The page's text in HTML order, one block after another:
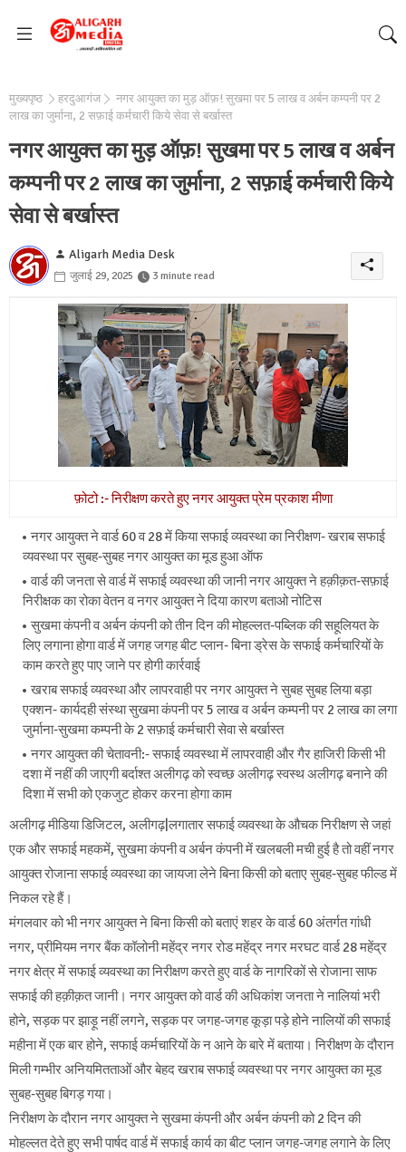
मुख्यपृष्ठ हरदुआगंज
नगर आयुक्त का मुड़ ऑफ़! सुखमा पर 5 लाख व अर्बन कम्पनी पर 2
लाख का जुर्माना, 2 सफ़ाई कर्मचारी किये सेवा से बर्खास्त
नगर आयुक्त का मुड़ ऑफ़! सुखमा पर 5 लाख व अर्बन
कम्पनी पर 2 लाख का जुर्माना, 2 सफ़ाई कर्मचारी किये
सेवा से बर्खास्त
Aligarh Media Desk
जुलाई 29, 2025 3 minute read
फ़ोटो :- निरीक्षण करते हुए नगर आयुक्त प्रेम प्रकाश मीणा
नगर आयुक्त ने वार्ड 60 व 28 में किया सफाई व्यवस्था का निरीक्षण- खराब सफाई
व्यवस्था पर सुबह-सुबह नगर आयुक्त का मूड हुआ ऑफ
वार्ड की जनता से वार्ड में सफाई व्यवस्था की जानी नगर आयुक्त ने हक़ीक़त-सफ़ाई
निरीक्षक का रोका वेतन व नगर आयुक्त ने दिया कारण बताओ नोटिस
सुखमा कंपनी व अर्बन कंपनी को तीन दिन की मोहल्लत-पब्लिक की सहूलियत के
लिए लगाना होगा वार्ड में जगह जगह बीट प्लान- बिना ड्रेस के सफाई कर्मचारियों के
काम करते हुए पाए जाने पर होगी कार्रवाई
खराब सफाई व्यवस्था और लापरवाही पर नगर आयुक्त ने सुबह सुबह लिया बड़ा
एक्शन- कार्यदही संस्था सुखमा कंपनी पर 5 लाख व अर्बन कम्पनी पर 2 लाख का लगा
जुर्माना-सुखमा कम्पनी के 2 सफ़ाई कर्मचारी सेवा से बर्खास्त
नगर आयुक्त की चेतावनी:- सफाई व्यवस्था में लापरवाही और गैर हाजिरी किसी भी
दशा में नहीं की जाएगी बर्दाश्त अलीगढ़ को स्वच्छ अलीगढ़ स्वस्थ अलीगढ़ बनाने की
दिशा में सभी को एकजुट होकर करना होगा काम
अलीगढ़ मीडिया डिजिटल, अलीगढ़|लगातार सफाई व्यवस्था के औचक निरीक्षण से जहां
एक और सफाई महकमें, सुखमा कंपनी व अर्बन कंपनी में खलबली मची हुई है तो वहीं नगर
आयुक्त रोजाना सफाई व्यवस्था का जायजा लेने बिना किसी को बताए सुबह-सुबह फील्ड में
निकल रहे हैं।
मंगलवार को भी नगर आयुक्त ने बिना किसी को बताएं शहर के वार्ड 60 अंतर्गत गांधी
नगर, प्रीमियम नगर बैंक कॉलोनी महेंद्र नगर रोड महेंद्र नगर मरघट वार्ड 28 महेंद्र
नगर क्षेत्र में सफाई व्यवस्था का निरीक्षण करते हुए वार्ड के नागरिकों से रोजाना साफ
सफाई की हक़ीक़त जानी। नगर आयुक्त को वार्ड की अधिकांश जनता ने नालियां भरी
होने, सड़क पर झाड़ू नहीं लगने, सड़क पर जगह-जगह कूड़ा पड़े होने नालियों की सफाई
महीना में एक बार होने, सफाई कर्मचारियों के न आने के बारे में बताया। निरीक्षण के दौरान
मिली गम्भीर अनियमितताओं और बेहद खराब सफाई व्यवस्था पर नगर आयुक्त का मूड
सुबह-सुबह बिगड़ गया।
निरीक्षण के दौरान नगर आयुक्त ने सुखमा कंपनी और अर्बन कंपनी को 2 दिन की
मोहल्लत देते हुए सभी पार्षद वार्ड में सफाई कार्य का बीट प्लान जगह-जगह लगाने के लिए